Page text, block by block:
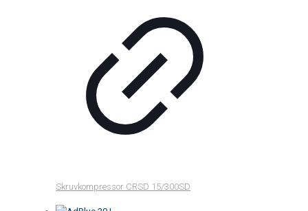
Skruvkompressor CRSD 15/300SD